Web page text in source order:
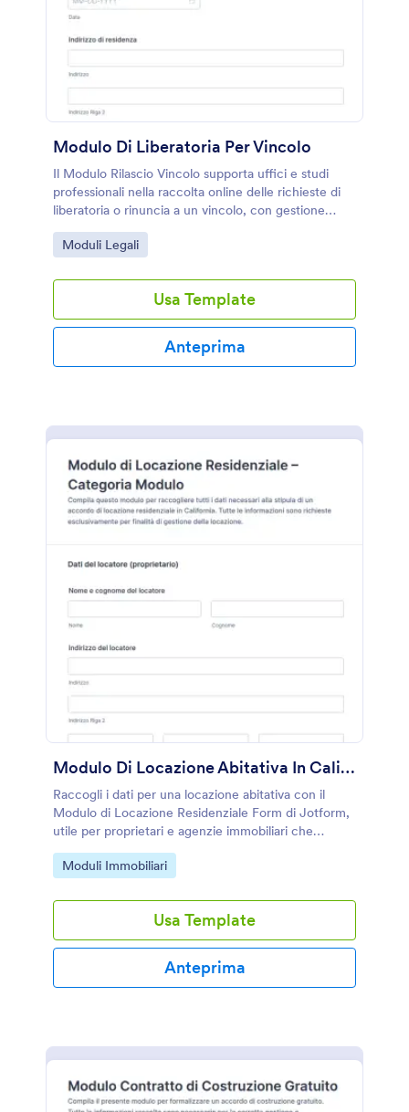
Modulo Di Liberatoria Per Vincolo
Il Modulo Rilascio Vincolo supporta uffici e studi
professionali nella raccolta online delle richieste di
liberatoria o rinuncia a un vincolo, con gestione
ordinata della risposta in Jotform e invio del modulo
tracciabile.
Go to Category:
Moduli Legali
Usa Template
Anteprima
Modulo Di Locazione Abitativa In California
Raccogli i dati per una locazione abitativa con il
Modulo di Locazione Residenziale Form di Jotform,
utile per proprietari e agenzie immobiliari che
vogliono gestire accordi e raccogliere risposte al
modulo online.
Go to Category:
Moduli Immobiliari
Usa Template
Anteprima